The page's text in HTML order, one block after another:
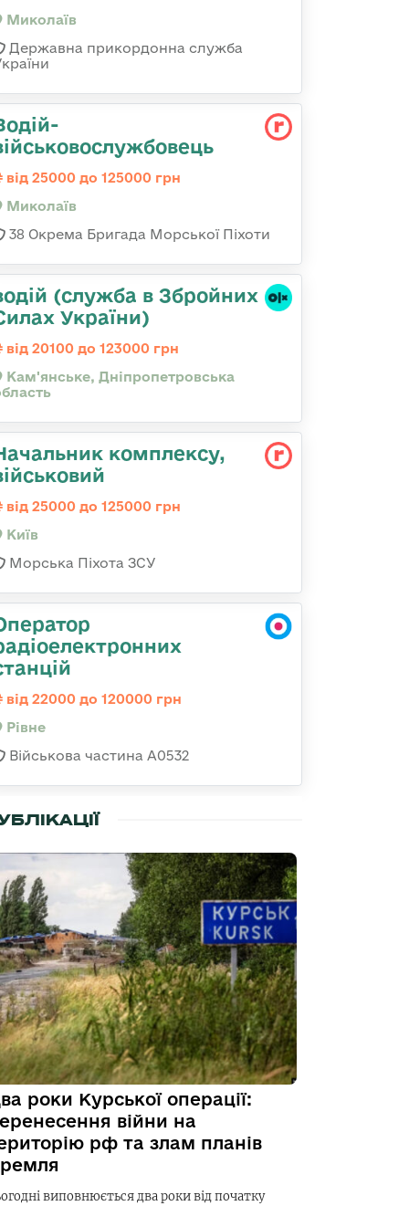
Миколаїв
Державна прикордонна служба
від 25000 до 125000 грн
Миколаїв
38 Окрема Бригада Морської Піхоти
(служба в Збройних
України)
від 20100 до 123000 грн
Кам'янське, Дніпропетровська
комплексу,
від 25000 до 125000 грн
Київ
Морська Піхота ЗСУ
від 22000 до 120000 грн
Рівне
Військова частина А0532
роки Курської операції:
війни на
рф та злам планів
виповнюється два роки від початку